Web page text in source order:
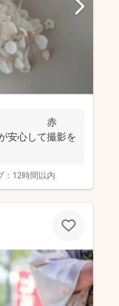
赤
安心して撮影を
12時間以内